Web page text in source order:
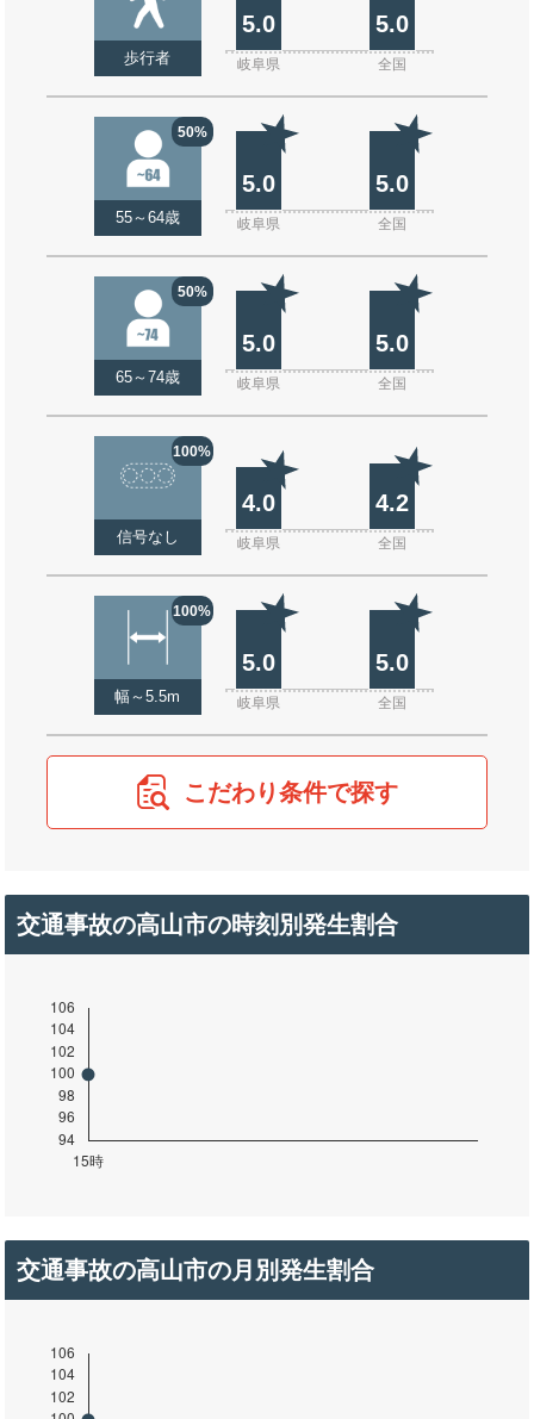
歩行者
5.0 5.0
岐阜県 全国
50%
55～64歳
5.0 5.0
岐阜県 全国
50%
65～74歳
5.0 5.0
岐阜県 全国
100%
信号なし
4.0 4.2
岐阜県 全国
100%
幅～5.5m
5.0 5.0
岐阜県 全国
こだわり条件で探す
交通事故の高山市の時刻別発生割合
交通事故の高山市の月別発生割合